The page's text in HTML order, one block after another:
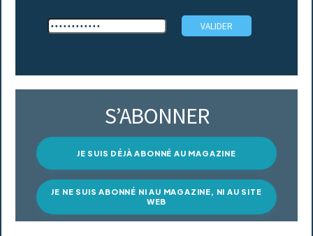
S’ABONNER
JE SUIS DÉJÀ ABONNÉ AU MAGAZINE
JE NE SUIS ABONNÉ NI AU MAGAZINE, NI AU SITE
WEB